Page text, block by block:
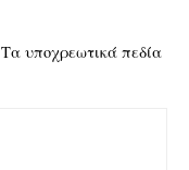
Τα υποχρεωτικά πεδία